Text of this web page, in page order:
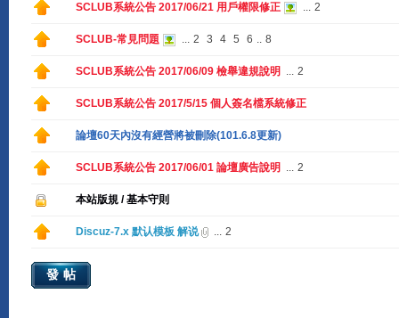
SCLUB系統公告 2017/06/21 用戶權限修正 ... 2
SCLUB-常見問題 ... 2 3 4 5 6 .. 8
SCLUB系統公告 2017/06/09 檢舉違規說明 ... 2
SCLUB系統公告 2017/5/15 個人簽名檔系統修正
論壇60天內沒有經營將被刪除(101.6.8更新)
SCLUB系統公告 2017/06/01 論壇廣告說明 ... 2
本站版規 / 基本守則
Discuz-7.x 默认模板 解说 ... 2
發帖